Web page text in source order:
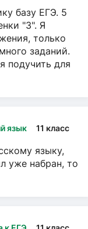
базу ЕГЭ. 5
"3". Я
только
заданий.
подучить для
язык 11 класс
языку,
уже набран, то